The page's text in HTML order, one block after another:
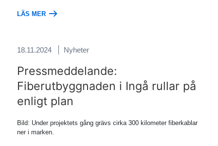
LÄS MER
18.11.2024 Nyheter
Pressmeddelande:
Fiberutbyggnaden i Ingå rullar på
enligt plan
Bild: Under projektets gång grävs cirka 300 kilometer fiberkablar
ner i marken.